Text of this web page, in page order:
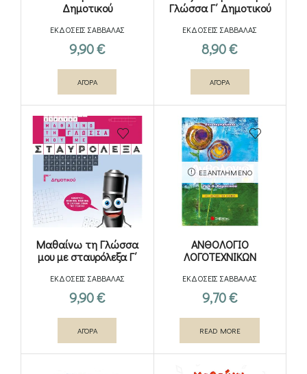
Δημοτικού
ΕΚΔΟΣΕΙΣ ΣΑΒΒΑΛΑΣ
9,90€
ΑΓΟΡΑ
Γλώσσα Γ΄ Δημοτικού
ΕΚΔΟΣΕΙΣ ΣΑΒΒΑΛΑΣ
8,90€
ΑΓΟΡΑ
Μαθαίνω τη Γλώσσα
μου με σταυρόλεξα Γ΄
ΕΚΔΟΣΕΙΣ ΣΑΒΒΑΛΑΣ
9,90€
ΑΓΟΡΑ
ΕΞΑΝΤΛΗΜΈΝΟ
ΑΝΘΟΛΟΓΙΟ
ΛΟΓΟΤΕΧΝΙΚΩΝ
ΔΗΜΟΤΙΚΟΥ
ΕΚΔΟΣΕΙΣ ΣΑΒΒΑΛΑΣ
9,70€
READ MORE